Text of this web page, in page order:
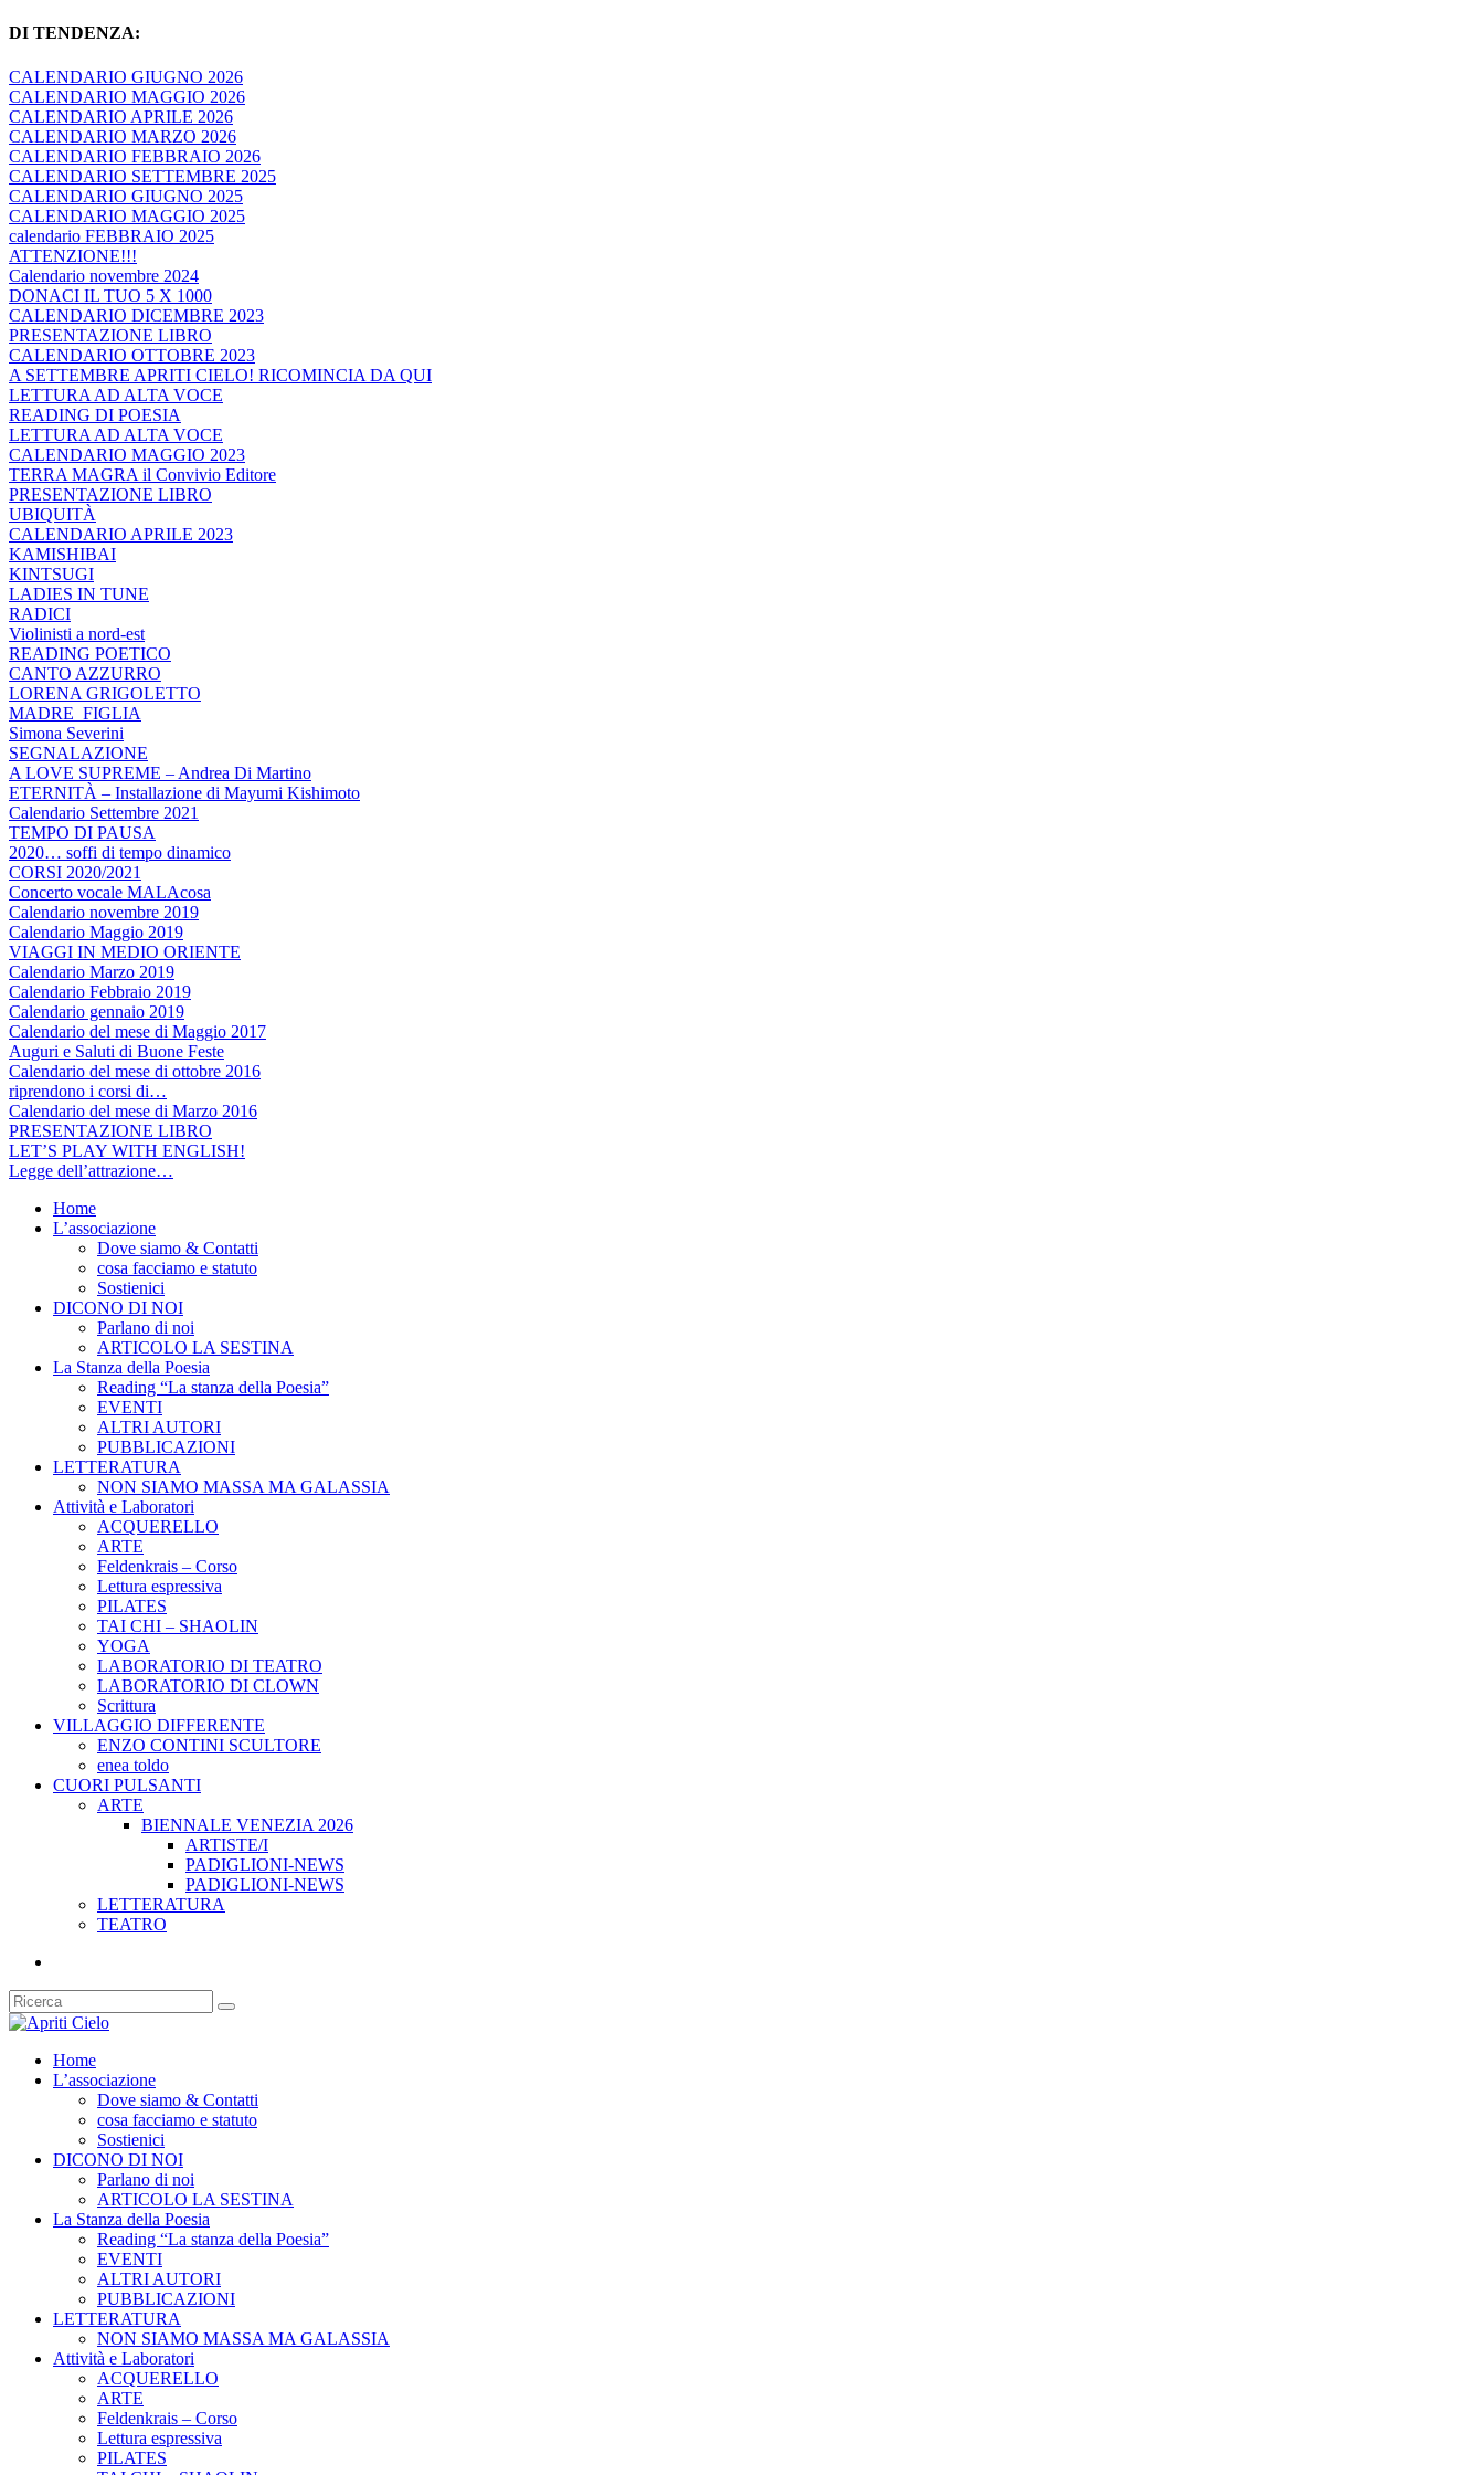
DI TENDENZA:
CALENDARIO GIUGNO 2026
CALENDARIO MAGGIO 2026
CALENDARIO APRILE 2026
CALENDARIO MARZO 2026
CALENDARIO FEBBRAIO 2026
CALENDARIO SETTEMBRE 2025
CALENDARIO GIUGNO 2025
CALENDARIO MAGGIO 2025
calendario FEBBRAIO 2025
ATTENZIONE!!!
Calendario novembre 2024
DONACI IL TUO 5 X 1000
CALENDARIO DICEMBRE 2023
PRESENTAZIONE LIBRO
CALENDARIO OTTOBRE 2023
A SETTEMBRE APRITI CIELO! RICOMINCIA DA QUI
LETTURA AD ALTA VOCE
READING DI POESIA
LETTURA AD ALTA VOCE
CALENDARIO MAGGIO 2023
TERRA MAGRA il Convivio Editore
PRESENTAZIONE LIBRO
UBIQUITÀ
CALENDARIO APRILE 2023
KAMISHIBAI
KINTSUGI
LADIES IN TUNE
RADICI
Violinisti a nord-est
READING POETICO
CANTO AZZURRO
LORENA GRIGOLETTO
MADRE_FIGLIA
Simona Severini
SEGNALAZIONE
A LOVE SUPREME – Andrea Di Martino
ETERNITÀ – Installazione di Mayumi Kishimoto
Calendario Settembre 2021
TEMPO DI PAUSA
2020… soffi di tempo dinamico
CORSI 2020/2021
Concerto vocale MALAcosa
Calendario novembre 2019
Calendario Maggio 2019
VIAGGI IN MEDIO ORIENTE
Calendario Marzo 2019
Calendario Febbraio 2019
Calendario gennaio 2019
Calendario del mese di Maggio 2017
Auguri e Saluti di Buone Feste
Calendario del mese di ottobre 2016
riprendono i corsi di…
Calendario del mese di Marzo 2016
PRESENTAZIONE LIBRO
LET’S PLAY WITH ENGLISH!
Legge dell’attrazione…
Home
L’associazione
Dove siamo & Contatti
cosa facciamo e statuto
Sostienici
DICONO DI NOI
Parlano di noi
ARTICOLO LA SESTINA
La Stanza della Poesia
Reading “La stanza della Poesia”
EVENTI
ALTRI AUTORI
PUBBLICAZIONI
LETTERATURA
NON SIAMO MASSA MA GALASSIA
Attività e Laboratori
ACQUERELLO
ARTE
Feldenkrais – Corso
Lettura espressiva
PILATES
TAI CHI – SHAOLIN
YOGA
LABORATORIO DI TEATRO
LABORATORIO DI CLOWN
Scrittura
VILLAGGIO DIFFERENTE
ENZO CONTINI SCULTORE
enea toldo
CUORI PULSANTI
ARTE
BIENNALE VENEZIA 2026
ARTISTE/I
PADIGLIONI-NEWS
PADIGLIONI-NEWS
LETTERATURA
TEATRO
Home
L’associazione
Dove siamo & Contatti
cosa facciamo e statuto
Sostienici
DICONO DI NOI
Parlano di noi
ARTICOLO LA SESTINA
La Stanza della Poesia
Reading “La stanza della Poesia”
EVENTI
ALTRI AUTORI
PUBBLICAZIONI
LETTERATURA
NON SIAMO MASSA MA GALASSIA
Attività e Laboratori
ACQUERELLO
ARTE
Feldenkrais – Corso
Lettura espressiva
PILATES